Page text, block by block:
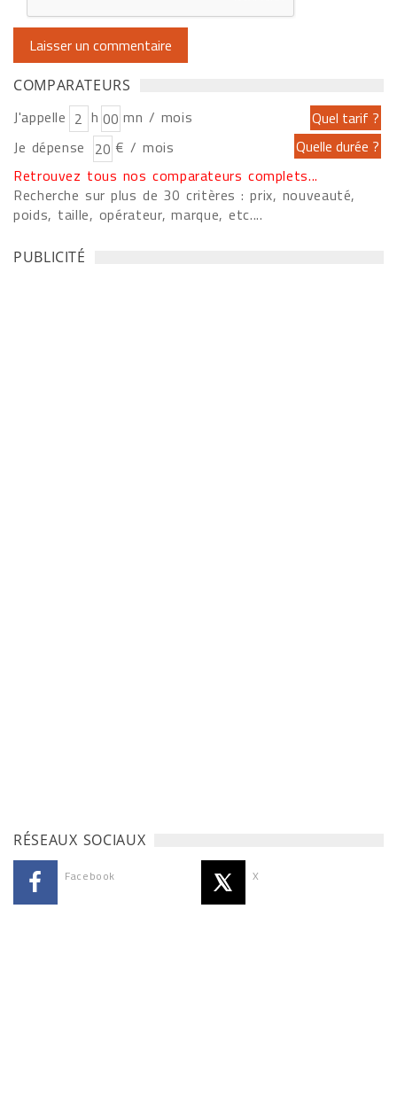
COMPARATEURS
J'appelle h
mn / mois
Je dépense
€ / mois
Retrouvez tous nos comparateurs complets...
Recherche sur plus de 30 critères : prix, nouveauté,
poids, taille, opérateur, marque, etc....
PUBLICITÉ
RÉSEAUX SOCIAUX
Facebook X